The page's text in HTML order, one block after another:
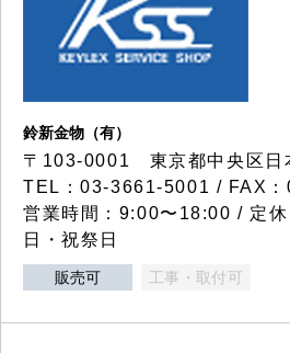
鈴新金物（有）
〒103-0001 東京都中央区日
TEL：03-3661-5001 / FAX
営業時間：9:00〜18:00 / 定休
日・祝祭日
販売可 工事・取付可